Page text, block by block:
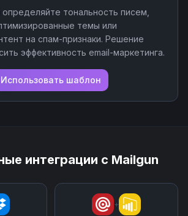
тональность писем,
темы или
на спам-признаки. Решение
эффективность email-маркетинга.
Использовать шаблон
интеграции с Mailgun
+